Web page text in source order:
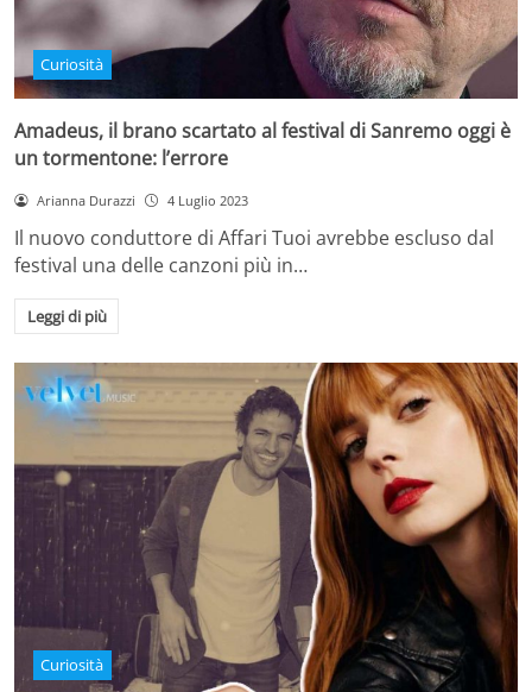
Curiosità
Amadeus, il brano scartato al festival di Sanremo oggi è
un tormentone: l’errore
Arianna Durazzi 4 Luglio 2023
Il nuovo conduttore di Affari Tuoi avrebbe escluso dal
festival una delle canzoni più in…
Leggi di più
Curiosità